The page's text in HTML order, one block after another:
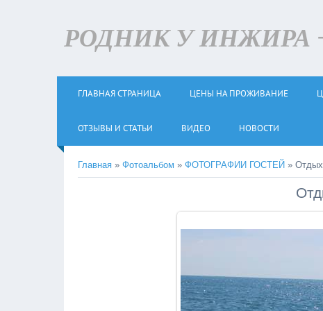
РОДНИК У ИНЖИРА
ГЛАВНАЯ СТРАНИЦА ЦЕНЫ НА ПРОЖИВАНИЕ
ОТЗЫВЫ И СТАТЬИ ВИДЕО НОВОСТИ
Главная » Фотоальбом » ФОТОГРАФИИ ГОСТЕЙ »